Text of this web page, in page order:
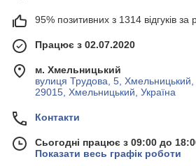
95% позитивних з 1314 відгуків за
Працює з 02.07.2020
м. Хмельницький
вулиця Трудова, 5, Хмельницький,
29015, Хмельницький, Україна
Контакти
Сьогодні працює з 09:00 до
Показати весь графік роботи